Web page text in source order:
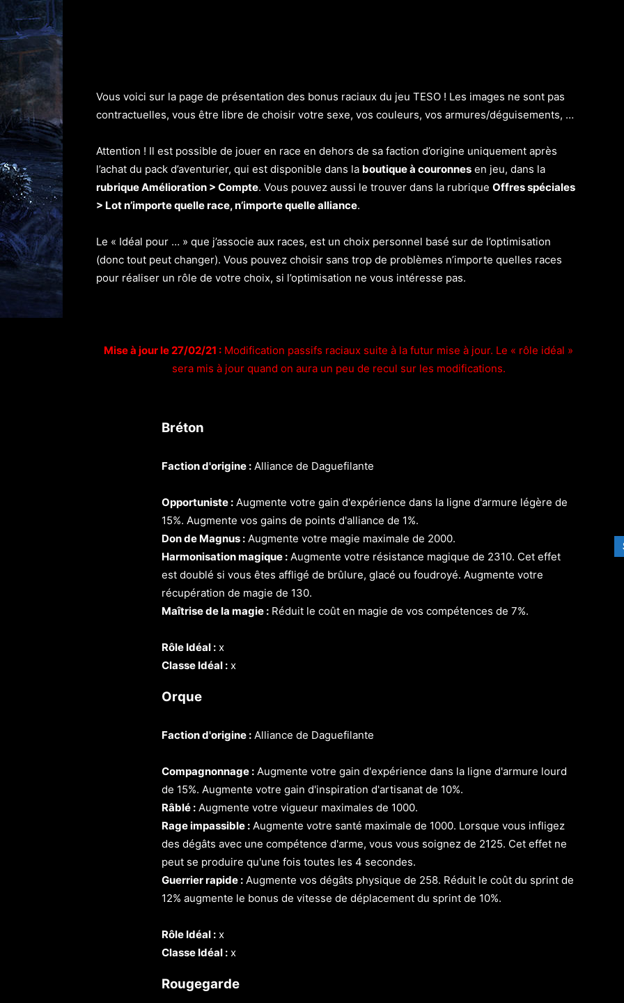
Vous voici sur la page de présentation des bonus raciaux du jeu TESO ! Les images ne sont pas
contractuelles, vous être libre de choisir votre sexe, vos couleurs, vos armures/déguisements, …
Attention ! Il est possible de jouer en race en dehors de sa faction d’origine uniquement après
l’achat du pack d’aventurier, qui est disponible dans la boutique à couronnes en jeu, dans la
rubrique Amélioration > Compte. Vous pouvez aussi le trouver dans la rubrique Offres spéciales
> Lot n’importe quelle race, n’importe quelle alliance.
Le « Idéal pour … » que j’associe aux races, est un choix personnel basé sur de l’optimisation
(donc tout peut changer). Vous pouvez choisir sans trop de problèmes n’importe quelles races
pour réaliser un rôle de votre choix, si l’optimisation ne vous intéresse pas.
Mise à jour le 27/02/21 : Modification passifs raciaux suite à la futur mise à jour. Le « rôle idéal »
sera mis à jour quand on aura un peu de recul sur les modifications.
Bréton
Faction d'origine : Alliance de Daguefilante
Opportuniste : Augmente votre gain d'expérience dans la ligne d'armure légère de
15%. Augmente vos gains de points d'alliance de 1%.
Don de Magnus : Augmente votre magie maximale de 2000.
Harmonisation magique : Augmente votre résistance magique de 2310. Cet effet
est doublé si vous êtes affligé de brûlure, glacé ou foudroyé. Augmente votre
récupération de magie de 130.
Maîtrise de la magie : Réduit le coût en magie de vos compétences de 7%.
Rôle Idéal : x
Classe Idéal : x
Orque
Faction d'origine : Alliance de Daguefilante
Compagnonnage : Augmente votre gain d'expérience dans la ligne d'armure lourd
de 15%. Augmente votre gain d'inspiration d'artisanat de 10%.
Râblé : Augmente votre vigueur maximales de 1000.
Rage impassible : Augmente votre santé maximale de 1000. Lorsque vous infligez
des dégâts avec une compétence d'arme, vous vous soignez de 2125. Cet effet ne
peut se produire qu'une fois toutes les 4 secondes.
Guerrier rapide : Augmente vos dégâts physique de 258. Réduit le coût du sprint de
12% augmente le bonus de vitesse de déplacement du sprint de 10%.
Rôle Idéal : x
Classe Idéal : x
Rougegarde